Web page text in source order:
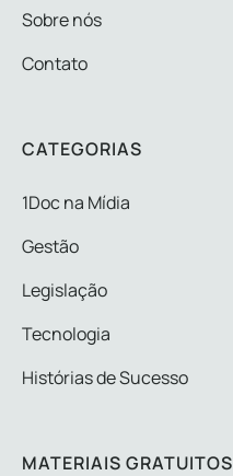
Sobre nós
Contato
CATEGORIAS
1Doc na Mídia
Gestão
Legislação
Tecnologia
Histórias de Sucesso
MATERIAIS GRATUITOS